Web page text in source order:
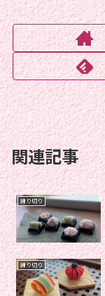
関連記事
練り切り
練り切り